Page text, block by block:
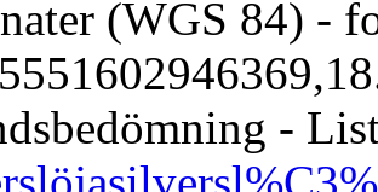
(WGS 84) -
-